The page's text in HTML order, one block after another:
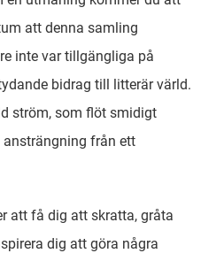
att denna samling
inte var tillgängliga på
bidrag till litterär värld.
ström, som flöt smidigt
från ett
att få dig att skratta, gråta
dig att göra några